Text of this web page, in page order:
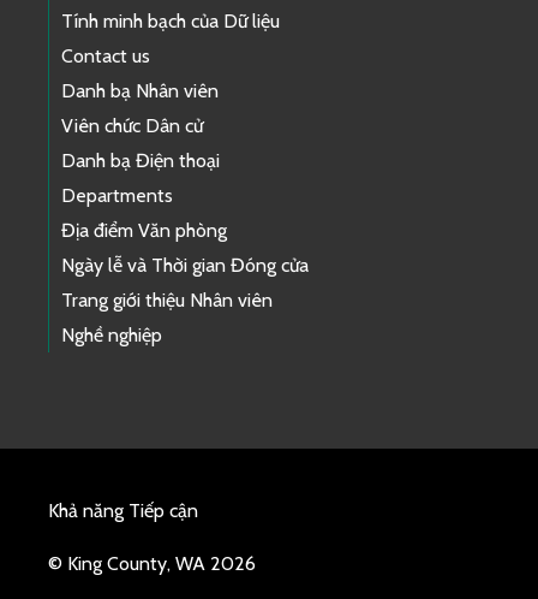
Tính minh bạch của Dữ liệu
Contact us
Danh bạ Nhân viên
Viên chức Dân cử
Danh bạ Điện thoại
Departments
Địa điểm Văn phòng
Ngày lễ và Thời gian Đóng cửa
Trang giới thiệu Nhân viên
Nghề nghiệp
Khả năng Tiếp cận
© King County, WA 2026